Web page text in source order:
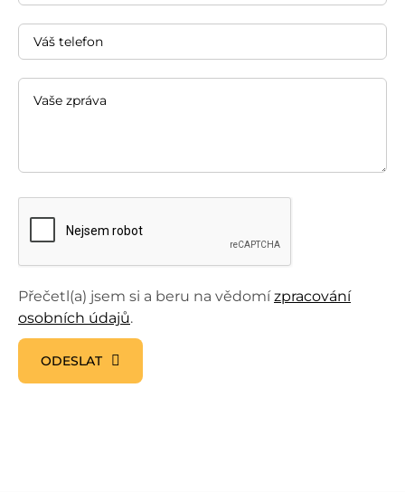
Přečetl(a) jsem si a beru na vědomízpracování
osobních údajů.
ODESLAT